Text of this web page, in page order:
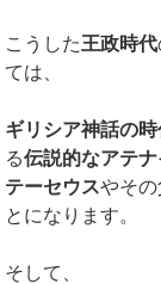
こうした王政時代
ては、
ギリシア神話の時
る伝説的なアテ
テーセウスやそ
とになります。
そして、